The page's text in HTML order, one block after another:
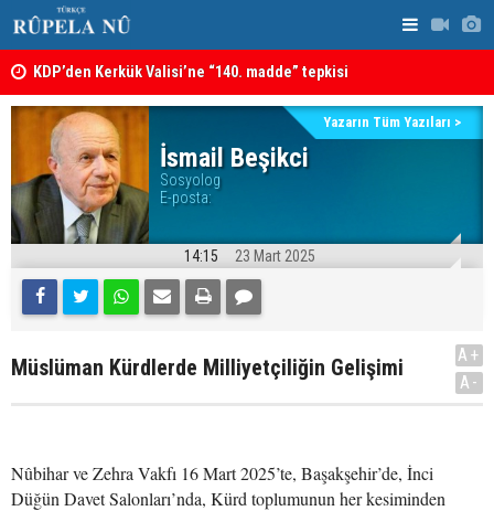
KDP’den Kerkük Valisi’ne “140. madde” tepkisi
Kerkük’te Kürt partilerden 7 maddelik ortak bildiri
İsmail Beşikci
Sosyolog
E-posta:
Yazarın Tüm Yazıları >
14:15 23 Mart 2025
Müslüman Kürdlerde Milliyetçiliğin Gelişimi
A+
A-
Nûbihar ve Zehra Vakfı 16 Mart 2025’te, Başakşehir’de, İnci
Düğün Davet Salonları’nda, Kürd toplumunun her kesiminden